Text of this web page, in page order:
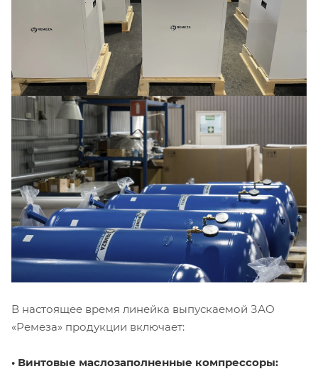
В настоящее время линейка выпускаемой ЗАО
«Ремеза» продукции включает:
• Винтовые маслозаполненные компрессоры: